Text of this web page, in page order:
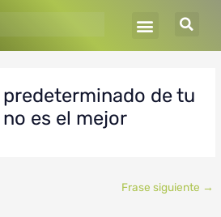
de tu
es el mejor
Frase siguiente →